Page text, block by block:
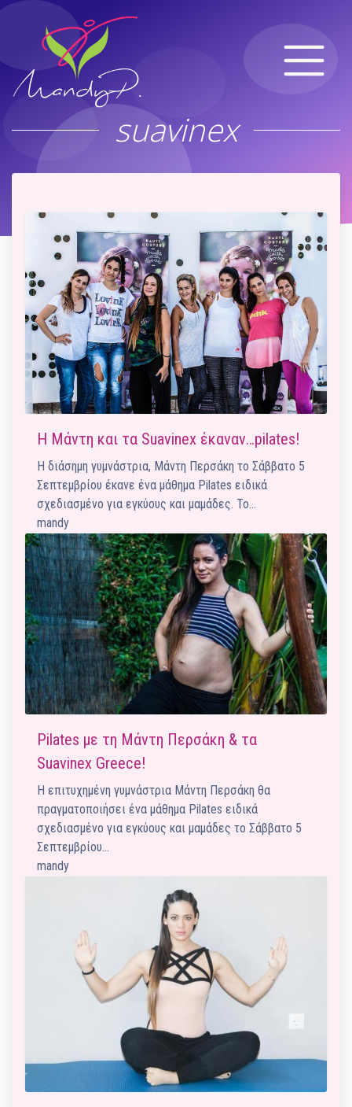
suavinex
Η Μάντη και τα Suavinex έκαναν…pilates!
Η διάσημη ​γυμνάστρια, Μάντη Περσάκη το Σάββατο 5
Σεπτεμβρίου έκανε ένα μάθημα Pilates ειδικά
σχεδιασμένο για εγκύους και μαμάδες. Το…
mandy
Pilates με τη Μάντη Περσάκη & τα
Suavinex Greece!
Η επιτυχημένη ​γυμνάστρια Μάντη Περσάκη θα
πραγματοποιήσει ένα μάθημα Pilates ειδικά
σχεδιασμένο για εγκύους και μαμάδες το Σάββατο 5
Σεπτεμβρίου​…
mandy